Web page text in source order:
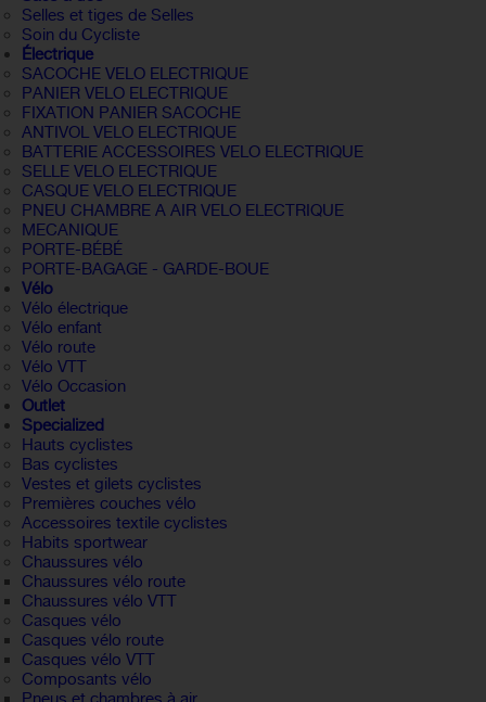
Selles et tiges de Selles
Soin du Cycliste
Électrique
SACOCHE VELO ELECTRIQUE
PANIER VELO ELECTRIQUE
FIXATION PANIER SACOCHE
ANTIVOL VELO ELECTRIQUE
BATTERIE ACCESSOIRES VELO ELECTRIQUE
SELLE VELO ELECTRIQUE
CASQUE VELO ELECTRIQUE
PNEU CHAMBRE A AIR VELO ELECTRIQUE
MECANIQUE
PORTE-BÉBÉ
PORTE-BAGAGE - GARDE-BOUE
Vélo
Vélo électrique
Vélo enfant
Vélo route
Vélo VTT
Vélo Occasion
Outlet
Specialized
Hauts cyclistes
Bas cyclistes
Vestes et gilets cyclistes
Premières couches vélo
Accessoires textile cyclistes
Habits sportwear
Chaussures vélo
Chaussures vélo route
Chaussures vélo VTT
Casques vélo
Casques vélo route
Casques vélo VTT
Composants vélo